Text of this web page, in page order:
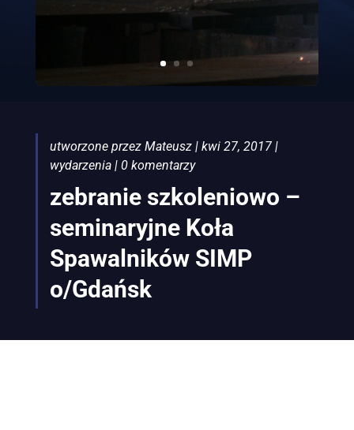
utworzone przez Mateusz| kwi 27, 2017|
wydarzenia| 0 komentarzy
zebranie szkoleniowo –
seminaryjne Koła
Spawalników SIMP
o/Gdańsk